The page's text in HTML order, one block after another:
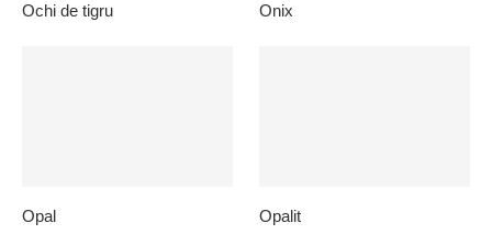
Ochi de tigru Onix
Opal Opalit